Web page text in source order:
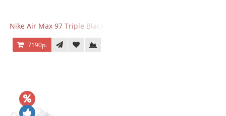
Nike Air Max 97 Triple Black
7190р.